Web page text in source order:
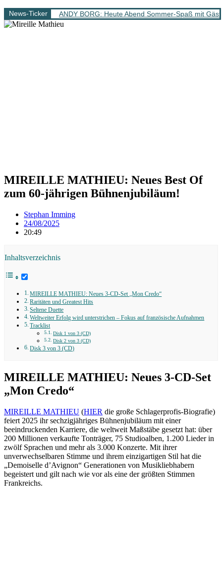
News-Ticker ANDY BORG: Heute Abend Sommer-Spaß mit
MIREILLE MATHIEU: Neues Best Of
zum 60-jährigen Bühnenjubiläum!
Stephan Imming
24/08/2025
20:49
Inhaltsverzeichnis
MIREILLE MATHIEU: Neues 3-CD-Set „Mon Credo“
Raritäten und Greatest Hits
Seltene Duette
Weltweiter Erfolg wird unterstrichen – Fokus auf französische Aufnahmen
Tracklist
Disk 1 von 3 (CD)
Disk 2 von 3 (CD)
Disk 3 von 3 (CD)
MIREILLE MATHIEU: Neues 3-CD-Set
„Mon Credo“
MIREILLE MATHIEU (HIER die große Schlagerprofis-Biografie)
feiert 2025 ihr sechzigjähriges Bühnenjubiläum mit einer
beeindruckenden Karriere, die weltweit Maßstäbe gesetzt hat: über
200 Millionen verkaufte Tonträger, 75 Studioalben, 1.200 Lieder in
zwölf Sprachen und mehr als 3.000 Konzerte. Mit ihrer
unverwechselbaren Stimme und ihrem einzigartigen Stil hat die
„Demoiselle d’Avignon“ Generationen von Musikliebhabern
begeistert und gilt nach wie vor als eine der größten Stimmen
Frankreichs.